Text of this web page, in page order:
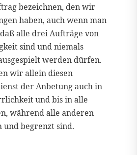
bezeichnen, den wir
haben, auch wenn man
alle drei Aufträge von
sind und niemals
werden dürfen.
wir allein diesen
der Anbetung auch in
und bis in alle
während alle anderen
begrenzt sind.